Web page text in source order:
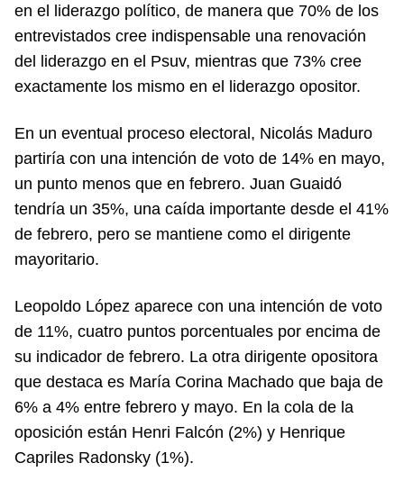
en el liderazgo político, de manera que 70% de los
entrevistados cree indispensable una renovación
del liderazgo en el Psuv, mientras que 73% cree
exactamente los mismo en el liderazgo opositor.
En un eventual proceso electoral, Nicolás Maduro
partiría con una intención de voto de 14% en mayo,
un punto menos que en febrero. Juan Guaidó
tendría un 35%, una caída importante desde el 41%
de febrero, pero se mantiene como el dirigente
mayoritario.
Leopoldo López aparece con una intención de voto
de 11%, cuatro puntos porcentuales por encima de
su indicador de febrero. La otra dirigente opositora
que destaca es María Corina Machado que baja de
6% a 4% entre febrero y mayo. En la cola de la
oposición están Henri Falcón (2%) y Henrique
Capriles Radonsky (1%).